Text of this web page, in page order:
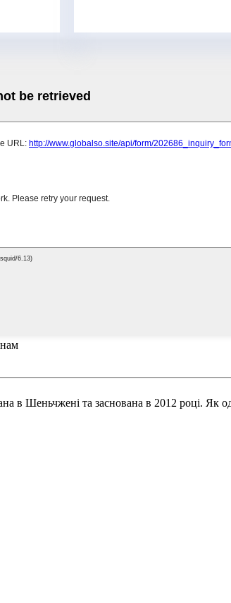
в Шеньчжені та заснована в 2012 році. Як